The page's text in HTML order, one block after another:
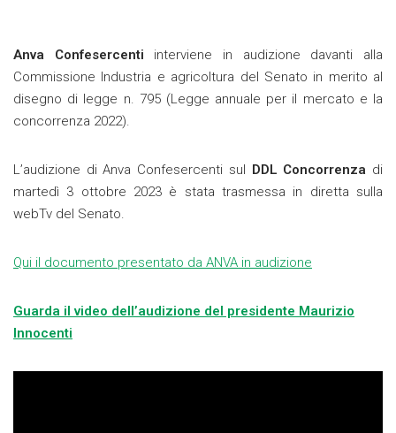
Anva Confesercenti interviene in audizione davanti alla
Commissione Industria e agricoltura del Senato in merito al
disegno di legge n. 795 (Legge annuale per il mercato e la
concorrenza 2022).
L’audizione di Anva Confesercenti sul DDL Concorrenza di
martedì 3 ottobre 2023 è stata trasmessa in diretta sulla
webTv del Senato.
Qui il documento presentato da ANVA in audizione
Guarda il video dell’audizione del presidente Maurizio
Innocenti